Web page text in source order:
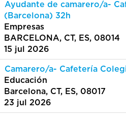
Ayudante de camarero/a-
(Barcelona) 32h
Empresas
BARCELONA, CT, ES, 08014
15 jul 2026
Camarero/a- Cafetería
Educación
Barcelona, CT, ES, 08017
23 jul 2026